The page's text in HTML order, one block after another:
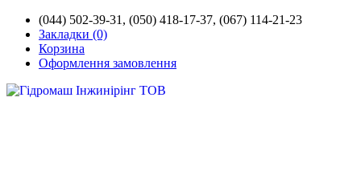
(044) 502-39-31, (050) 418-17-37, (067) 114-21-23
Закладки (0)
Корзина
Оформлення замовлення